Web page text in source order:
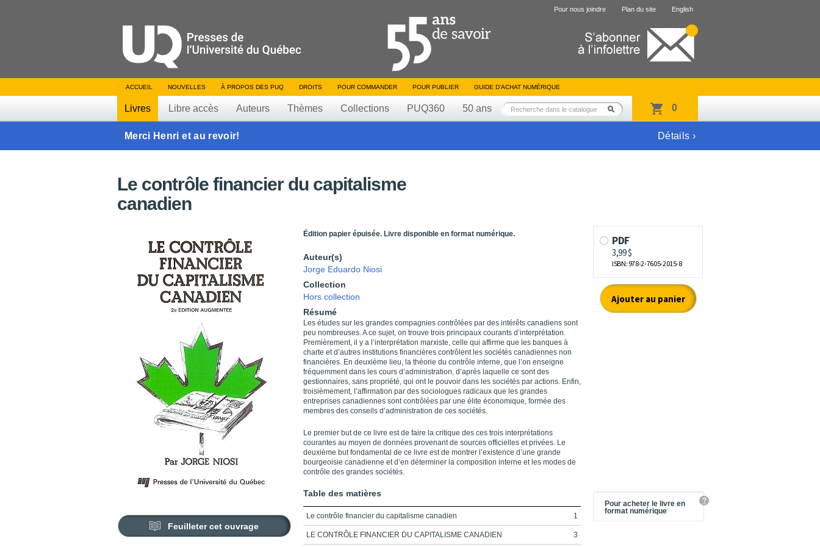
Pour nous joindre Plan du site English
ACCUEIL NOUVELLES À PROPOS DES PUQ DROITS POUR COMMANDER POUR PUBLIER GUIDE D’ACHAT NUMÉRIQUE
Livres Libre accès Auteurs Thèmes Collections PUQ360 50 ans 0
Merci Henri et au revoir! Détails ›
Le contrôle financier du capitalisme
canadien
Feuilleter cet ouvrage
Édition papier épuisée. Livre disponible en format numérique.
Auteur(s)
Jorge Eduardo Niosi
Collection
Hors collection
Résumé
Les études sur les grandes compagnies contrôlées par des intérêts canadiens sont
peu nombreuses. A ce sujet, on trouve trois principaux courants d’interprétation.
Premièrement, il y a l’interprétation marxiste, celle qui affirme que les banques à
charte et d’autres institutions financières contrôlent les sociétés canadiennes non
financières. En deuxième lieu, la théorie du contrôle interne, que l’on enseigne
fréquemment dans les cours d’administration, d’après laquelle ce sont des
gestionnaires, sans propriété, qui ont le pouvoir dans les sociétés par actions. Enfin,
troisièmement, l’affirmation par des sociologues radicaux que les grandes
entreprises canadiennes sont contrôlées par une élite économique, formée des
membres des conseils d’administration de ces sociétés.
Le premier but de ce livre est de faire la critique des ces trois interprétations
courantes au moyen de données provenant de sources officielles et privées. Le
deuxième but fondamental de ce livre est de montrer l’existence d’une grande
bourgeoisie canadienne et d’en déterminer la composition interne et les modes de
contrôle des grandes sociétés.
Table des matières
Le contrôle financier du capitalisme canadien 1
LE CONTRÔLE FINANCIER DU CAPITALISME CANADIEN 3
Pour acheter le livre en
format numérique
?